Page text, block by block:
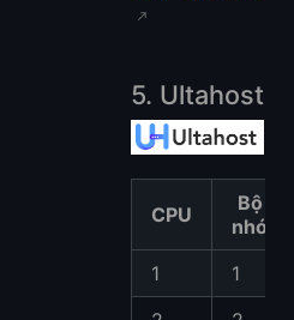
5. Ultahost
CPU
Bộ
nhớ
1
1